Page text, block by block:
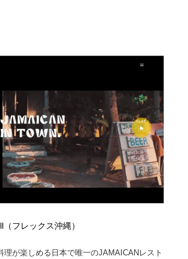
フレックス沖縄）
理が楽しめる日本で唯一のJAMAICANレスト